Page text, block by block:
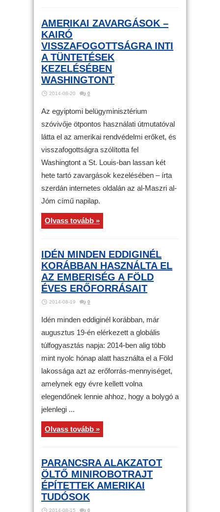
AMERIKAI ZAVARGÁSOK –
KAIRÓ
VISSZAFOGOTTSÁGRA INTI
A TÜNTETÉSEK
KEZELÉSÉBEN
WASHINGTONT
2014-08-20 0
Az egyiptomi belügyminisztérium
szóvivője ötpontos használati útmutatóval
látta el az amerikai rendvédelmi erőket, és
visszafogottságra szólította fel
Washingtont a St. Louis-ban lassan két
hete tartó zavargások kezelésében – írta
szerdán internetes oldalán az al-Maszri al-
Jóm című napilap.
Olvass tovább »
IDÉN MINDEN EDDIGINÉL
KORÁBBAN HASZNÁLTA EL
AZ EMBERISÉG A FÖLD
ÉVES ERŐFORRÁSAIT
2014-08-19 0
Idén minden eddiginél korábban, már
augusztus 19-én elérkezett a globális
túlfogyasztás napja: 2014-ben alig több
mint nyolc hónap alatt használta el a Föld
lakossága azt az erőforrás-mennyiséget,
amelynek egy évre kellett volna
elegendőnek lennie ahhoz, hogy a bolygó a
jelenlegi ...
Olvass tovább »
PARANCSRA ALAKZATOT
ÖLTŐ MINIROBOTRAJT
ÉPÍTETTEK AMERIKAI
TUDÓSOK
2014-08-15 0